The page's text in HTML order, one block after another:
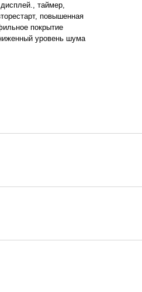
таймер,
повышенная
покрытие
уровень шума